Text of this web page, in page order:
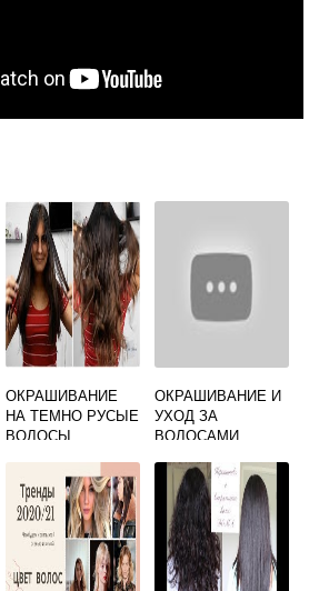
ОКРАШИВАНИЕ
НА ТЕМНО РУСЫЕ
ВОЛОСЫ
ОКРАШИВАНИЕ И
УХОД ЗА
ВОЛОСАМИ